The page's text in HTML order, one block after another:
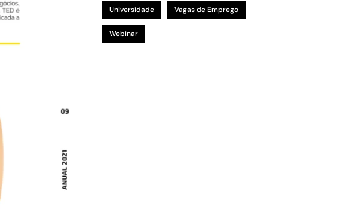
Universidade Vagas de Emprego
Webinar